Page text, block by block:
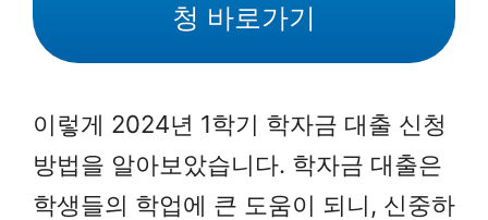
청 바로가기
이렇게 2024년 1학기 학자금 대출 신청
방법을 알아보았습니다. 학자금 대출은
학생들의 학업에 큰 도움이 되니, 신중하